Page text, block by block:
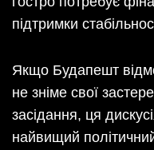
підтримки
Якщо Будапешт
не зніме свої
засідання, ця
найвищий